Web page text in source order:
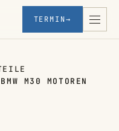
TERMIN→
M30 MOTOREN